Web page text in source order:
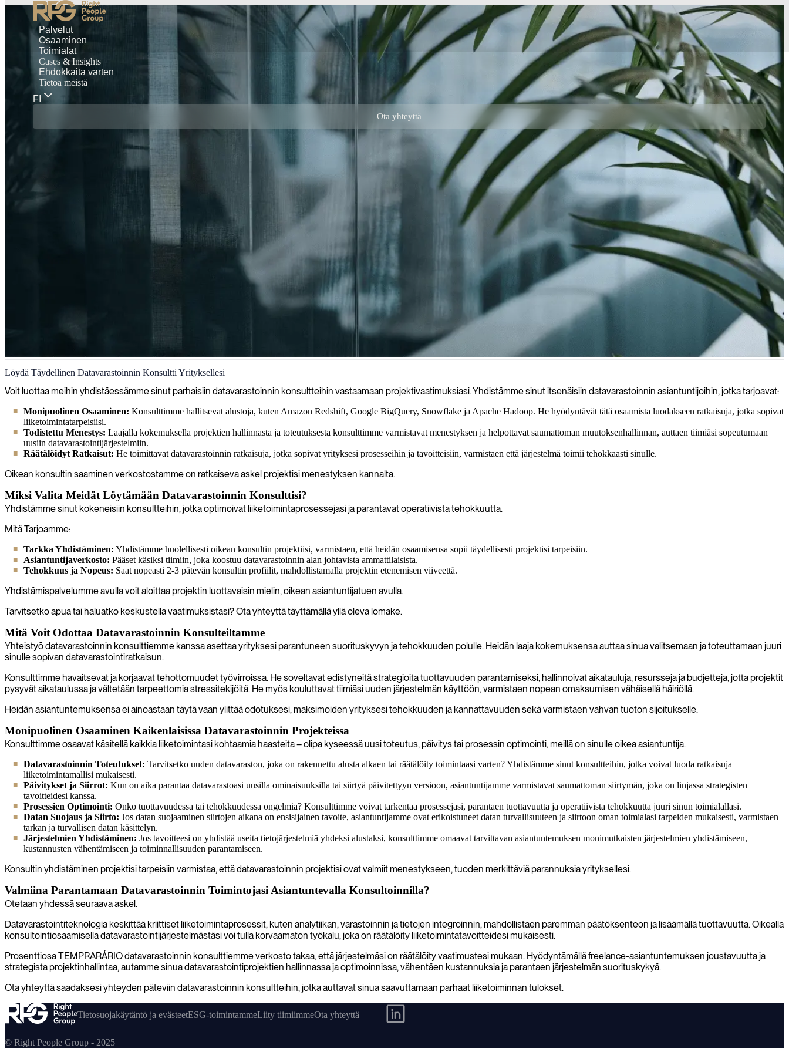
Palvelut
Osaaminen
Toimialat
Cases & Insights
Ehdokkaita varten
Tietoa meistä
FI
Ota yhteyttä
Datavarastointi
Herätämme datasi eloon asiantuntevilla tietovarastoratkaisuilla, mahdollistaen raakadatan muuntamisen arvokkaiksi liiketoimintaoivalluksiksi parempaa päätöksentekoa varten.
Löydä Täydellinen Datavarastoinnin Konsultti Yrityksellesi
Voit luottaa meihin yhdistäessämme sinut parhaisiin datavarastoinnin konsultteihin vastaamaan projektivaatimuksiasi. Yhdistämme sinut itsenäisiin datavarastoinnin asiantuntijoihin, jotka tarjoavat:
Monipuolinen Osaaminen: Konsulttimme hallitsevat alustoja, kuten Amazon Redshift, Google BigQuery, Snowflake ja Apache Hadoop. He hyödyntävät tätä osaamista luodakseen ratkaisuja, jotka sopivat
liiketoimintatarpeisiisi.
Todistettu Menestys: Laajalla kokemuksella projektien hallinnasta ja toteutuksesta konsulttimme varmistavat menestyksen ja helpottavat saumattoman muutoksenhallinnan, auttaen tiimiäsi sopeutumaan
uusiin datavarastointijärjestelmiin.
Räätälöidyt Ratkaisut: He toimittavat datavarastoinnin ratkaisuja, jotka sopivat yrityksesi prosesseihin ja tavoitteisiin, varmistaen että järjestelmä toimii tehokkaasti sinulle.
Oikean konsultin saaminen verkostostamme on ratkaiseva askel projektisi menestyksen kannalta.
Miksi Valita Meidät Löytämään Datavarastoinnin Konsulttisi?
Yhdistämme sinut kokeneisiin konsultteihin, jotka optimoivat liiketoimintaprosessejasi ja parantavat operatiivista tehokkuutta.
Mitä Tarjoamme:
Tarkka Yhdistäminen: Yhdistämme huolellisesti oikean konsultin projektiisi, varmistaen, että heidän osaamisensa sopii täydellisesti projektisi tarpeisiin.
Asiantuntijaverkosto: Pääset käsiksi tiimiin, joka koostuu datavarastoinnin alan johtavista ammattilaisista.
Tehokkuus ja Nopeus: Saat nopeasti 2-3 pätevän konsultin profiilit, mahdollistamalla projektin etenemisen viiveettä.
Yhdistämispalvelumme avulla voit aloittaa projektin luottavaisin mielin, oikean asiantuntijatuen avulla.
Tarvitsetko apua tai haluatko keskustella vaatimuksistasi? Ota yhteyttä täyttämällä yllä oleva lomake.
Mitä Voit Odottaa Datavarastoinnin Konsulteiltamme
Yhteistyö datavarastoinnin konsulttiemme kanssa asettaa yrityksesi parantuneen suorituskyvyn ja tehokkuuden polulle. Heidän laaja kokemuksensa auttaa sinua valitsemaan ja toteuttamaan juuri
sinulle sopivan datavarastointiratkaisun.
Konsulttimme havaitsevat ja korjaavat tehottomuudet työvirroissa. He soveltavat edistyneitä strategioita tuottavuuden parantamiseksi, hallinnoivat aikatauluja, resursseja ja budjetteja, jotta projektit
pysyvät aikataulussa ja vältetään tarpeettomia stressitekijöitä. He myös kouluttavat tiimiäsi uuden järjestelmän käyttöön, varmistaen nopean omaksumisen vähäisellä häiriöllä.
Heidän asiantuntemuksensa ei ainoastaan täytä vaan ylittää odotuksesi, maksimoiden yrityksesi tehokkuuden ja kannattavuuden sekä varmistaen vahvan tuoton sijoitukselle.
Monipuolinen Osaaminen Kaikenlaisissa Datavarastoinnin Projekteissa
Konsulttimme osaavat käsitellä kaikkia liiketoimintasi kohtaamia haasteita – olipa kyseessä uusi toteutus, päivitys tai prosessin optimointi, meillä on sinulle oikea asiantuntija.
Datavarastoinnin Toteutukset: Tarvitsetko uuden datavaraston, joka on rakennettu alusta alkaen tai räätälöity toimintaasi varten? Yhdistämme sinut konsultteihin, jotka voivat luoda ratkaisuja
liiketoimintamallisi mukaisesti.
Päivitykset ja Siirrot: Kun on aika parantaa datavarastoasi uusilla ominaisuuksilla tai siirtyä päivitettyyn versioon, asiantuntijamme varmistavat saumattoman siirtymän, joka on linjassa strategisten
tavoitteidesi kanssa.
Prosessien Optimointi: Onko tuottavuudessa tai tehokkuudessa ongelmia? Konsulttimme voivat tarkentaa prosessejasi, parantaen tuottavuutta ja operatiivista tehokkuutta juuri sinun toimialallasi.
Datan Suojaus ja Siirto: Jos datan suojaaminen siirtojen aikana on ensisijainen tavoite, asiantuntijamme ovat erikoistuneet datan turvallisuuteen ja siirtoon oman toimialasi tarpeiden mukaisesti, varmistaen
tarkan ja turvallisen datan käsittelyn.
Järjestelmien Yhdistäminen: Jos tavoitteesi on yhdistää useita tietojärjestelmiä yhdeksi alustaksi, konsulttimme omaavat tarvittavan asiantuntemuksen monimutkaisten järjestelmien yhdistämiseen,
kustannusten vähentämiseen ja toiminnallisuuden parantamiseen.
Konsultin yhdistäminen projektisi tarpeisiin varmistaa, että datavarastoinnin projektisi ovat valmiit menestykseen, tuoden merkittäviä parannuksia yrityksellesi.
Valmiina Parantamaan Datavarastoinnin Toimintojasi Asiantuntevalla Konsultoinnilla?
Otetaan yhdessä seuraava askel.
Datavarastointiteknologia keskittää kriittiset liiketoimintaprosessit, kuten analytiikan, varastoinnin ja tietojen integroinnin, mahdollistaen paremman päätöksenteon ja lisäämällä tuottavuutta. Oikealla
konsultointiosaamisella datavarastointijärjestelmästäsi voi tulla korvaamaton työkalu, joka on räätälöity liiketoimintatavoitteidesi mukaisesti.
Prosenttiosa TEMPRARÁRIO datavarastoinnin konsulttiemme verkosto takaa, että järjestelmäsi on räätälöity vaatimustesi mukaan. Hyödyntämällä freelance-asiantuntemuksen joustavuutta ja
strategista projektinhallintaa, autamme sinua datavarastointiprojektien hallinnassa ja optimoinnissa, vähentäen kustannuksia ja parantaen järjestelmän suorituskykyä.
Ota yhteyttä saadaksesi yhteyden päteviin datavarastoinnin konsultteihin, jotka auttavat sinua saavuttamaan parhaat liiketoiminnan tulokset.
Tietosuojakäytäntö ja evästeetESG-toimintammeLiity tiimiimmeOta yhteyttä
© Right People Group - 2025